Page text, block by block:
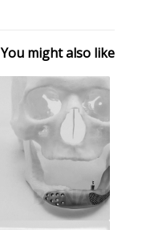
You might also like